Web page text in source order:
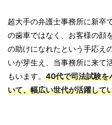
超大手の弁護士事務所に新卒
の歯車ではなく、お客様の顔
の助けになれたという手応え
いが芽生え、当事務所に来て
もいます。 40代で司法試験を
いて、幅広い世代が活躍して